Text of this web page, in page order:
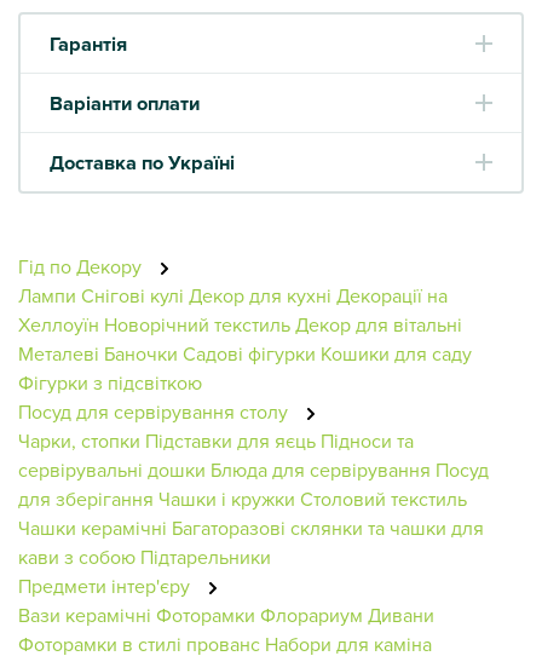
Гарантія
Варіанти оплати
Доставка по Україні
Гід по Декору
Лампи Снігові кулі Декор для кухні Декорації на
Хеллоуїн Новорічний текстильДекор для вітальні
Металеві Баночки Садові фігурки Кошики для саду
Фігурки з підсвіткою
Посуд для сервірування столу
Чарки, стопки Підставки для яєць Підноси та
сервірувальні дошки Блюда для сервірування Посуд
для зберігання Чашки і кружки Столовий текстиль
Чашки керамічні Багаторазові склянки та чашки для
кави з собою Підтарельники
Предмети інтер'єру
Вази керамічні Фоторамки Флорариум Дивани
Фоторамки в стилі прованс Набори для каміна